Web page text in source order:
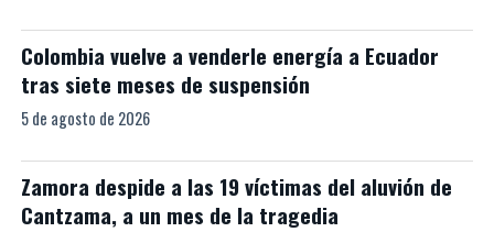
Colombia vuelve a venderle energía a Ecuador
tras siete meses de suspensión
5 de agosto de 2026
Zamora despide a las 19 víctimas del aluvión de
Cantzama, a un mes de la tragedia